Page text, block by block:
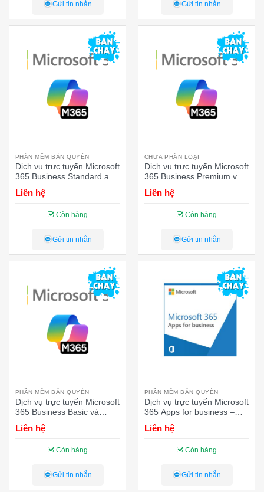
Gửi tin nhắn Gửi tin nhắn
PHẦN MỀM BẢN QUYÈN
Dịch vụ trực tuyến Microsoft
365 Business Standard and
Business – Annual – 12
Liên hệ
Còn hàng
Gửi tin nhắn
CHƯA PHÂN LOẠI
Dịch vụ trực tuyến Microsoft
365 Business Premium và
Business – Annual – 12
Liên hệ
Còn hàng
Gửi tin nhắn
PHẦN MỀM BẢN QUYÈN
Dịch vụ trực tuyến Microsoft
365 Business Basic và
Business – Annual – 12
Liên hệ
Còn hàng
Gửi tin nhắn
PHẦN MỀM BẢN QUYÈN
Dịch vụ trực tuyến Microsoft
365 Apps for business –
Liên hệ
Còn hàng
Gửi tin nhắn